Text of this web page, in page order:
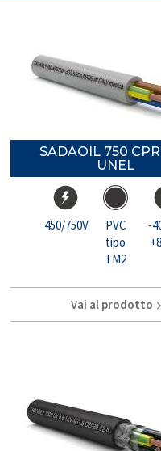
SADAOIL 750
UNEL
450/750V
PVC
tipo
TM2
-
Vai al prodotto